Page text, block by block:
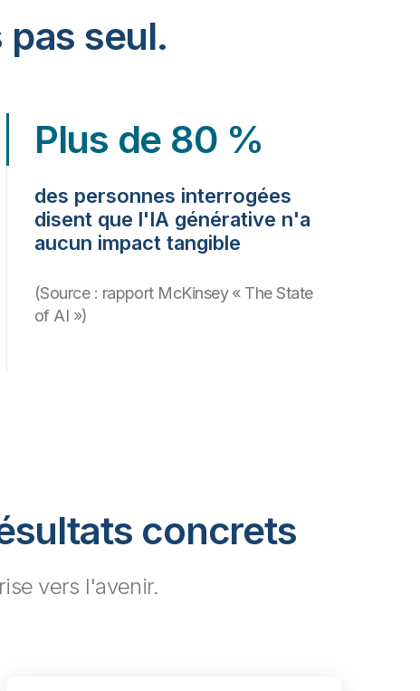
pas seul.
Plus de 80 %
des personnes interrogées
disent que l'IA générative n'a
aucun impact tangible
(Source : rapport McKinsey « The State
of AI »)
concrets
vers l'avenir.